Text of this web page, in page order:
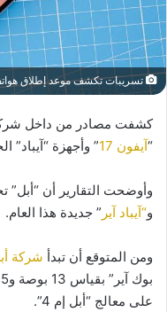
تسريبات تكشف موعد إطلاق هواتف "آيفون 17" وأجهزة
كشفت مصادر من داخل شركة
“آيفون 17 ” وأجهزة “آيباد”
و“آيباد آير ” جديدة هذا العام.
ومن المتوقع أن تبدأ شركة
على معالج “أبل إم 4”.